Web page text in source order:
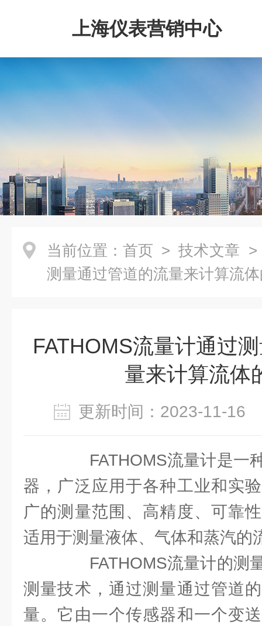
上海仪表营销中心
当前位置： 首页 > 技术文章 >
测量通过管道的流量来计算流
FATHOMS流量计通过
量来计算流体
更新时间：2023-11-
FATHOMS流量计是一
器，广泛应用于各种工业和实
广的测量范围、高精度、可靠
适用于测量液体、气体和蒸汽的
FATHOMS流量计的测
测量技术，通过测量通过管道
量。它由一个传感器和一个变